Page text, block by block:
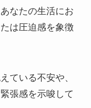
なたの生活にお
は圧迫感を象徴
ている不安や、
張感を示唆して